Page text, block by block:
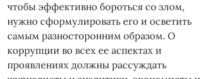
чтобы эффективно бороться со злом,
нужно сформулировать его и осветить
самым разносторонним образом. О
коррупции во всех ее аспектах и
проявлениях должны рассуждать